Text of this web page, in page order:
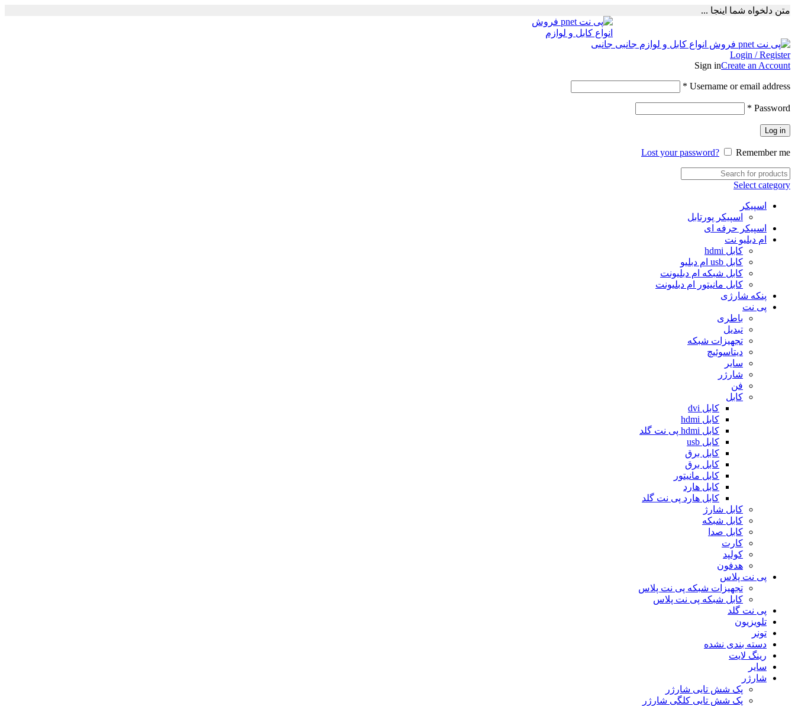
متن دلخواه شما اینجا ...
Login / Register
Sign inCreate an Account
Username or email address
*
Password
*
Log in
Lost your password? Remember me
Select category
اسپیکر
اسپیکر پورتابل
اسپیکر حرفه ای
ام دبلیو نت
کابل hdmi
کابل usb ام دبلیو
کابل شبکه ام دبلیونت
کابل مانیتور ام دبلیونت
پنکه شارژی
پی نت
باطری
تبدیل
تجهیزات شبکه
دیتاسوئیچ
سایر
شارژر
فن
کابل
کابل dvi
کابل hdmi
کابل hdmi پی نت گلد
کابل usb
کابل برق
کابل برق
کابل مانیتور
کابل هارد
کابل هارد پی نت گلد
کابل شارژ
کابل شبکه
کابل صدا
کارت
کولپد
هدفون
پی نت پلاس
تجهیزات شبکه پی نت پلاس
کابل شبکه پی نت پلاس
پی نت گلد
تلویزیون
تونر
دسته بندی نشده
رینگ لایت
سایر
شارژر
پک شش تایی شارژر
پک شش تایی کلگی شارژر